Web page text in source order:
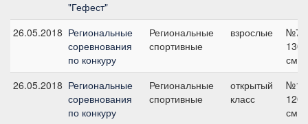
"Гефест"
26.05.2018 Региональные
соревнования
по конкуру
Региональные
спортивные
взрослые
№7,
130
см
26.05.2018 Региональные
соревнования
по конкуру
Региональные
спортивные
открытый
класс
№1,
120
см